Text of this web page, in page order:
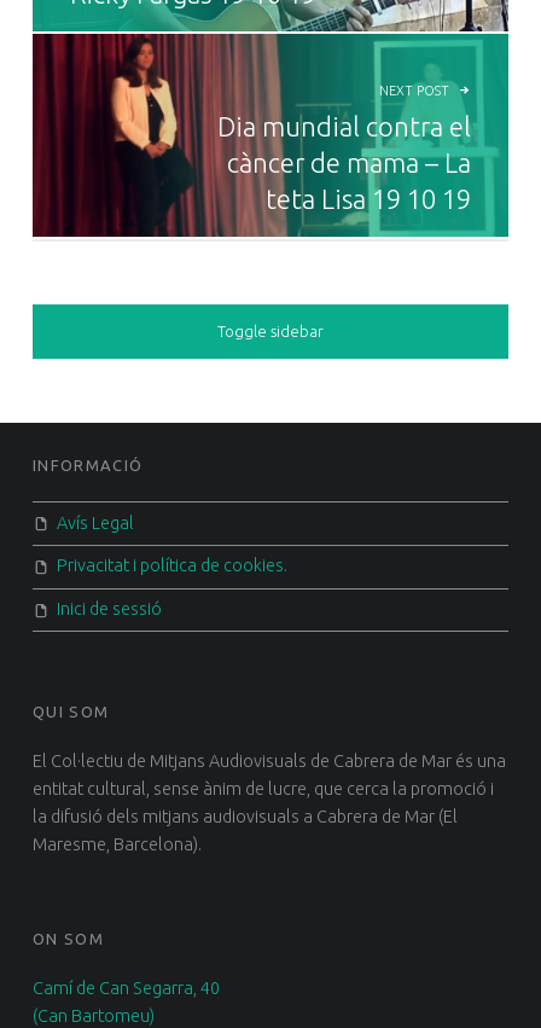
NEXT POST
Dia mundial contra el
càncer de mama – La
teta Lisa 19 10 19
SIDEBAR
Toggle sidebar
FOOTER SIDEBAR
INFORMACIÓ
Avís Legal
Privacitat i política de cookies.
Inici de sessió
QUI SOM
El Col·lectiu de Mitjans Audiovisuals de Cabrera de Mar és una
entitat cultural, sense ànim de lucre, que cerca la promoció i
la difusió dels mitjans audiovisuals a Cabrera de Mar (El
Maresme, Barcelona).
ON SOM
Camí de Can Segarra, 40
(Can Bartomeu)